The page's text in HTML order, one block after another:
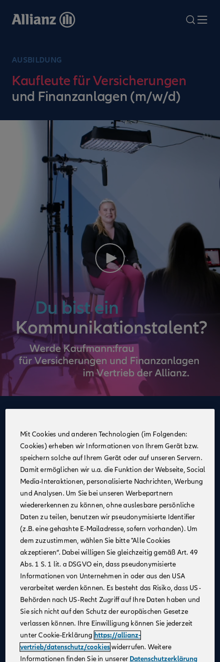
zum
search
AUSBILDUNG
Kaufleute für Versicherungen
und Finanzanlagen (m/w/d)
im Vertrieb der Allianz
Eine attraktive monatliche Ausbildungsvergütung
(Stand 08/2025):
1. Jahr: 1.355 €
2. Jahr: 1.432 €
3. Jahr: 1.520 €
ab Sept. 2026:
im 1. Jahr: 1.455 €, im 2. Jahr: 1.532 €, im 3. Jahr:
1.620 €
Zusätzliche Leistungen : Urlaubs- und
Weihnachtsgeld
Monetäre Vorteile:
40 €/Monat vermögenswirksame Leistungen
Übernahme erstattungsfähiger Reisekosten
Urlaubsanspruch : 30 Tage im Jahr
Mitarbeiterrabatte: Vergünstigungen auf Allianz
Produkte
Praxisnahe Ausbildung: Eine praxisnahe und
Mit Cookies und anderen Technologien (im Folgenden:
Cookies) erheben wir Informationen von Ihrem Gerät bzw.
speichern solche auf Ihrem Gerät oder auf unseren Servern.
Damit ermöglichen wir u.a. die Funktion der Webseite, Social
Media-Interaktionen, personalisierte Nachrichten, Werbung
und Analysen. Um Sie bei unseren Werbepartnern
wiedererkennen zu können, ohne auslesbare persönliche
Daten zu teilen, benutzen wir pseudonymisierte Identifier
(z.B. eine gehashte E-Mailadresse, sofern vorhanden). Um
dem zuzustimmen, wählen Sie bitte "Alle Cookies
akzeptieren“. Dabei willigen Sie gleichzeitig gemäß Art. 49
Abs. 1 S. 1 lit. a DSGVO ein, dass pseudonymisierte
Informationen von Unternehmen in oder aus den USA
verarbeitet werden können. Es besteht das Risiko, dass US-
Behörden nach US-Recht Zugriff auf Ihre Daten haben und
Sie sich nicht auf den Schutz der europäischen Gesetze
verlassen können. Ihre Einwilligung können Sie jederzeit
unter Cookie-Erklärung https://allianz-
vertrieb/datenschutz/cookieswiderrufen. Weitere
Informationen finden Sie in unserer Datenschutzerklärung